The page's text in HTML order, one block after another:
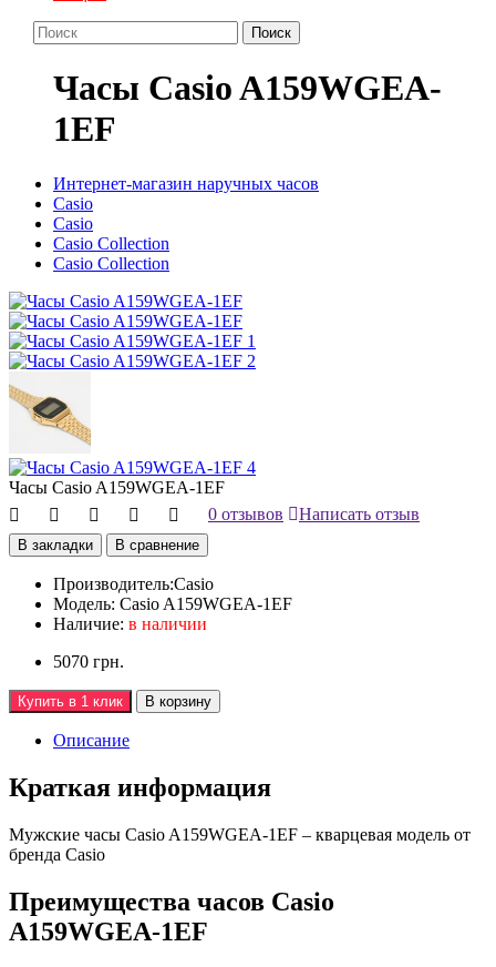
Поиск
Часы Casio A159WGEA-
1EF
Интернет-магазин наручных часов
Casio
Casio
Casio Collection
Casio Collection
Часы Casio A159WGEA-1EF
0 отзывов
Написать отзыв
В закладки В сравнение
Производитель:Casio
Модель: Casio A159WGEA-1EF
Наличие: в наличии
5070 грн.
Купить в 1 клик В корзину
Описание
Краткая информация
Мужские часы Casio A159WGEA-1EF – кварцевая модель от
бренда Casio
Преимущества часов Casio
A159WGEA-1EF